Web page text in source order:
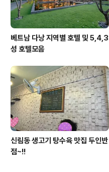
베트남 다낭 지역별 호텔 및 5,4,3
성 호텔모음
신림동 생고기 탕수육 맛집 두인반
점~!!